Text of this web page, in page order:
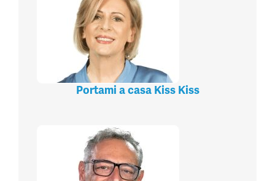
Portami a casa Kiss Kiss